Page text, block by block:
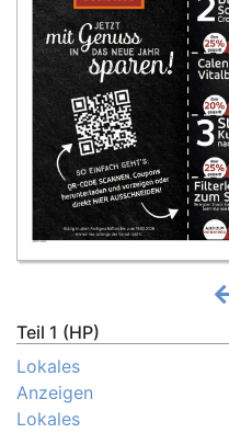
Teil 1 (HP)
Lokales
Anzeigen
Lokales